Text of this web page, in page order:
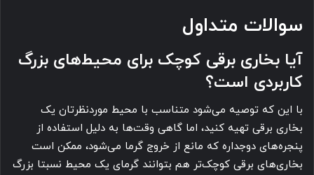
سوالات متداول
آیا بخاری برقی کوچک برای محیط‌های بزرگ
کاربردی است؟
با این که توصیه می‌شود متناسب با محیط موردنظرتان یک
بخاری برقی تهیه کنید، اما گاهی وقت‌ها به دلیل استفاده از
پنجره‌های دوجداره که مانع از خروج گرما می‌شود، ممکن است
بخاری‌های برقی کوچک‌تر هم بتوانند گرمای یک محیط نسبتا بزرگ